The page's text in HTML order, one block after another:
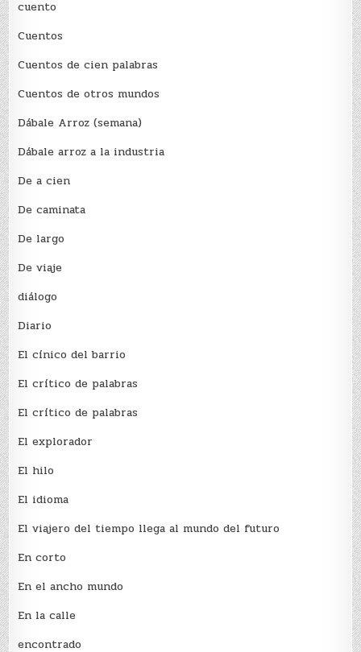
cuento
Cuentos
Cuentos de cien palabras
Cuentos de otros mundos
Dábale Arroz (semana)
Dábale arroz a la industria
De a cien
De caminata
De largo
De viaje
diálogo
Diario
El cínico del barrio
El crí­tico de palabras
El crí­tico de palabras
El explorador
El hilo
El idioma
El viajero del tiempo llega al mundo del futuro
En corto
En el ancho mundo
En la calle
encontrado